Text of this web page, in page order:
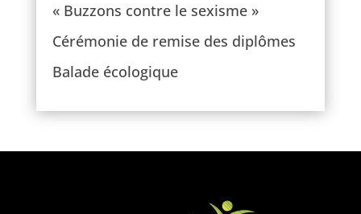
« Buzzons contre le sexisme »
Cérémonie de remise des diplômes
Balade écologique